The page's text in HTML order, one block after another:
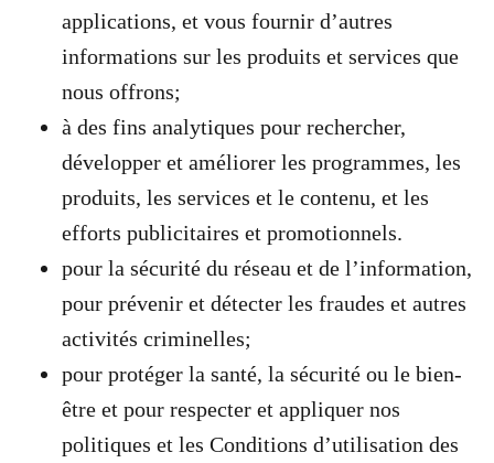
applications, et vous fournir d’autres
informations sur les produits et services que
nous offrons;
à des fins analytiques pour rechercher,
développer et améliorer les programmes, les
produits, les services et le contenu, et les
efforts publicitaires et promotionnels.
pour la sécurité du réseau et de l’information,
pour prévenir et détecter les fraudes et autres
activités criminelles;
pour protéger la santé, la sécurité ou le bien-
être et pour respecter et appliquer nos
politiques et les Conditions d’utilisation des